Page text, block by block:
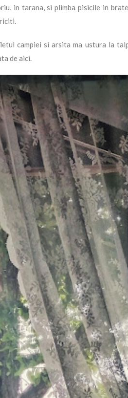
in tarana, si plimba pisicile in
campiei si arsita ma ustura la
de aici.